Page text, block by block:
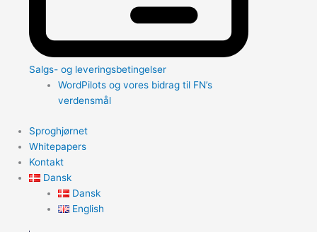
Salgs- og leveringsbetingelser
WordPilots og vores bidrag til FN’s
verdensmål
Sproghjørnet
Whitepapers
Kontakt
Dansk
Dansk
English